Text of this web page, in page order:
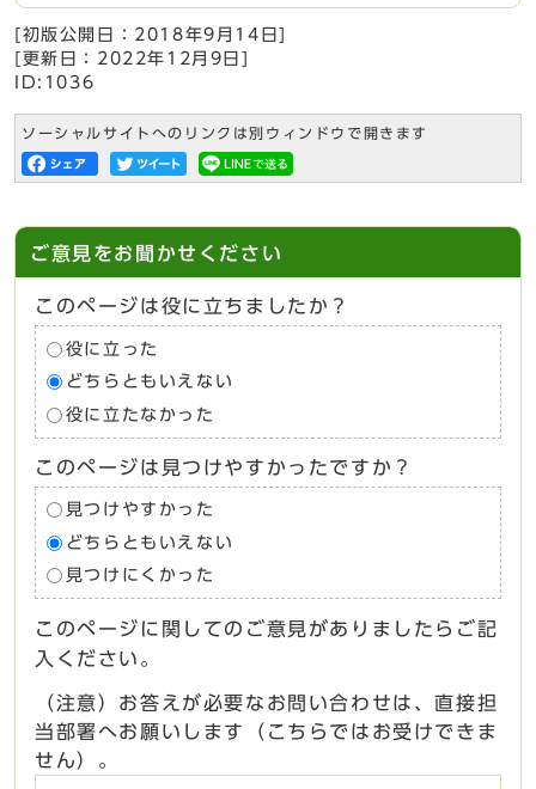
[初版公開日： 2018年9月14日
[更新日： 2022年12月9日
ID:1036
ソーシャルサイトへのリンクは別ウィンドウで開きます
ご意見をお聞かせください
このページは役に立ちましたか？
役に立った
どちらともいえない
役に立たなかった
このページは見つけやすかったですか？
見つけやすかった
どちらともいえない
見つけにくかった
このページに関してのご意見がありましたらご記
入ください。
（注意）お答えが必要なお問い合わせは、直接担
当部署へお願いします（こちらではお受けできま
せん）。